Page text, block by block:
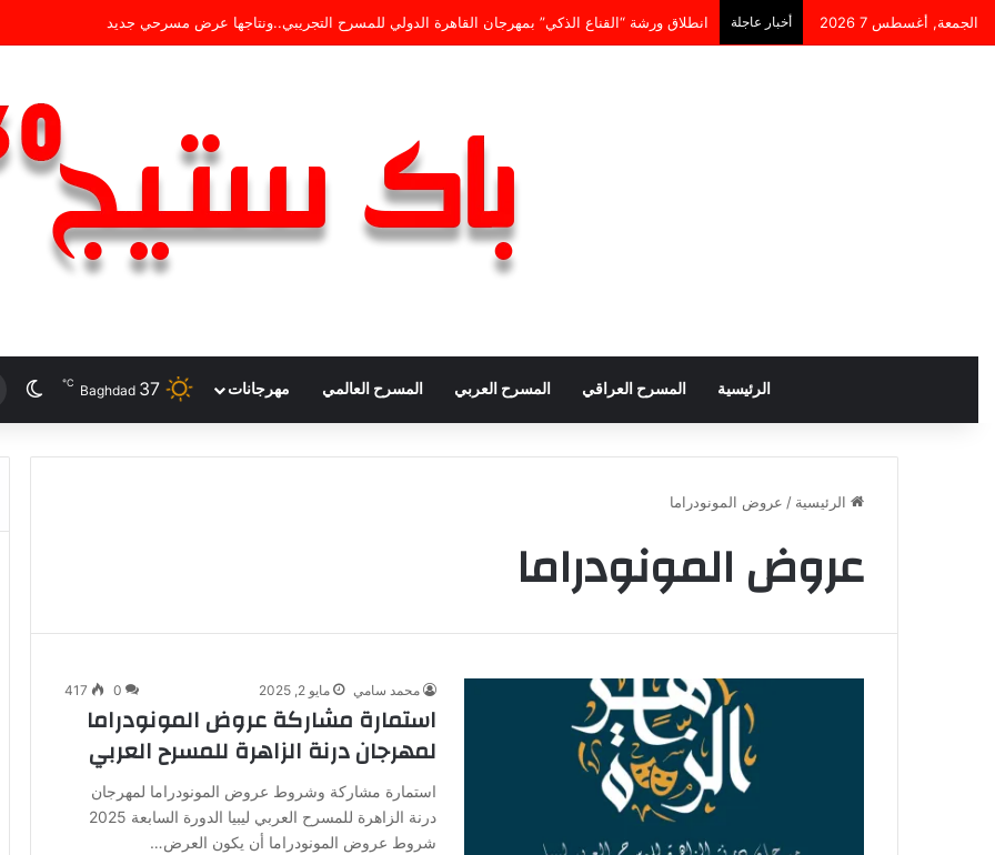
الجمعة, أغسطس 7 2026 أخبار عاجلة انطلاق ورشة “القناع الذكي” بمهرجان القاهرة الدولي للمسرح التجريبي..ونتاجها عرض مسرحي جديد
الرئيسية المسرح العراقي المسرح العربي المسرح العالمي مهرجانات Baghdad 37
℃
الرئيسية / عروض المونودراما
عروض المونودراما
محمد سامي مايو 2, 2025 0
417
استمارة مشاركة عروض المونودراما
لمهرجان درنة الزاهرة للمسرح العربي
استمارة مشاركة وشروط عروض المونودراما لمهرجان
درنة الزاهرة للمسرح العربي ليبيا الدورة السابعة 2025
شروط عروض المونودراما أن يكون العرض…